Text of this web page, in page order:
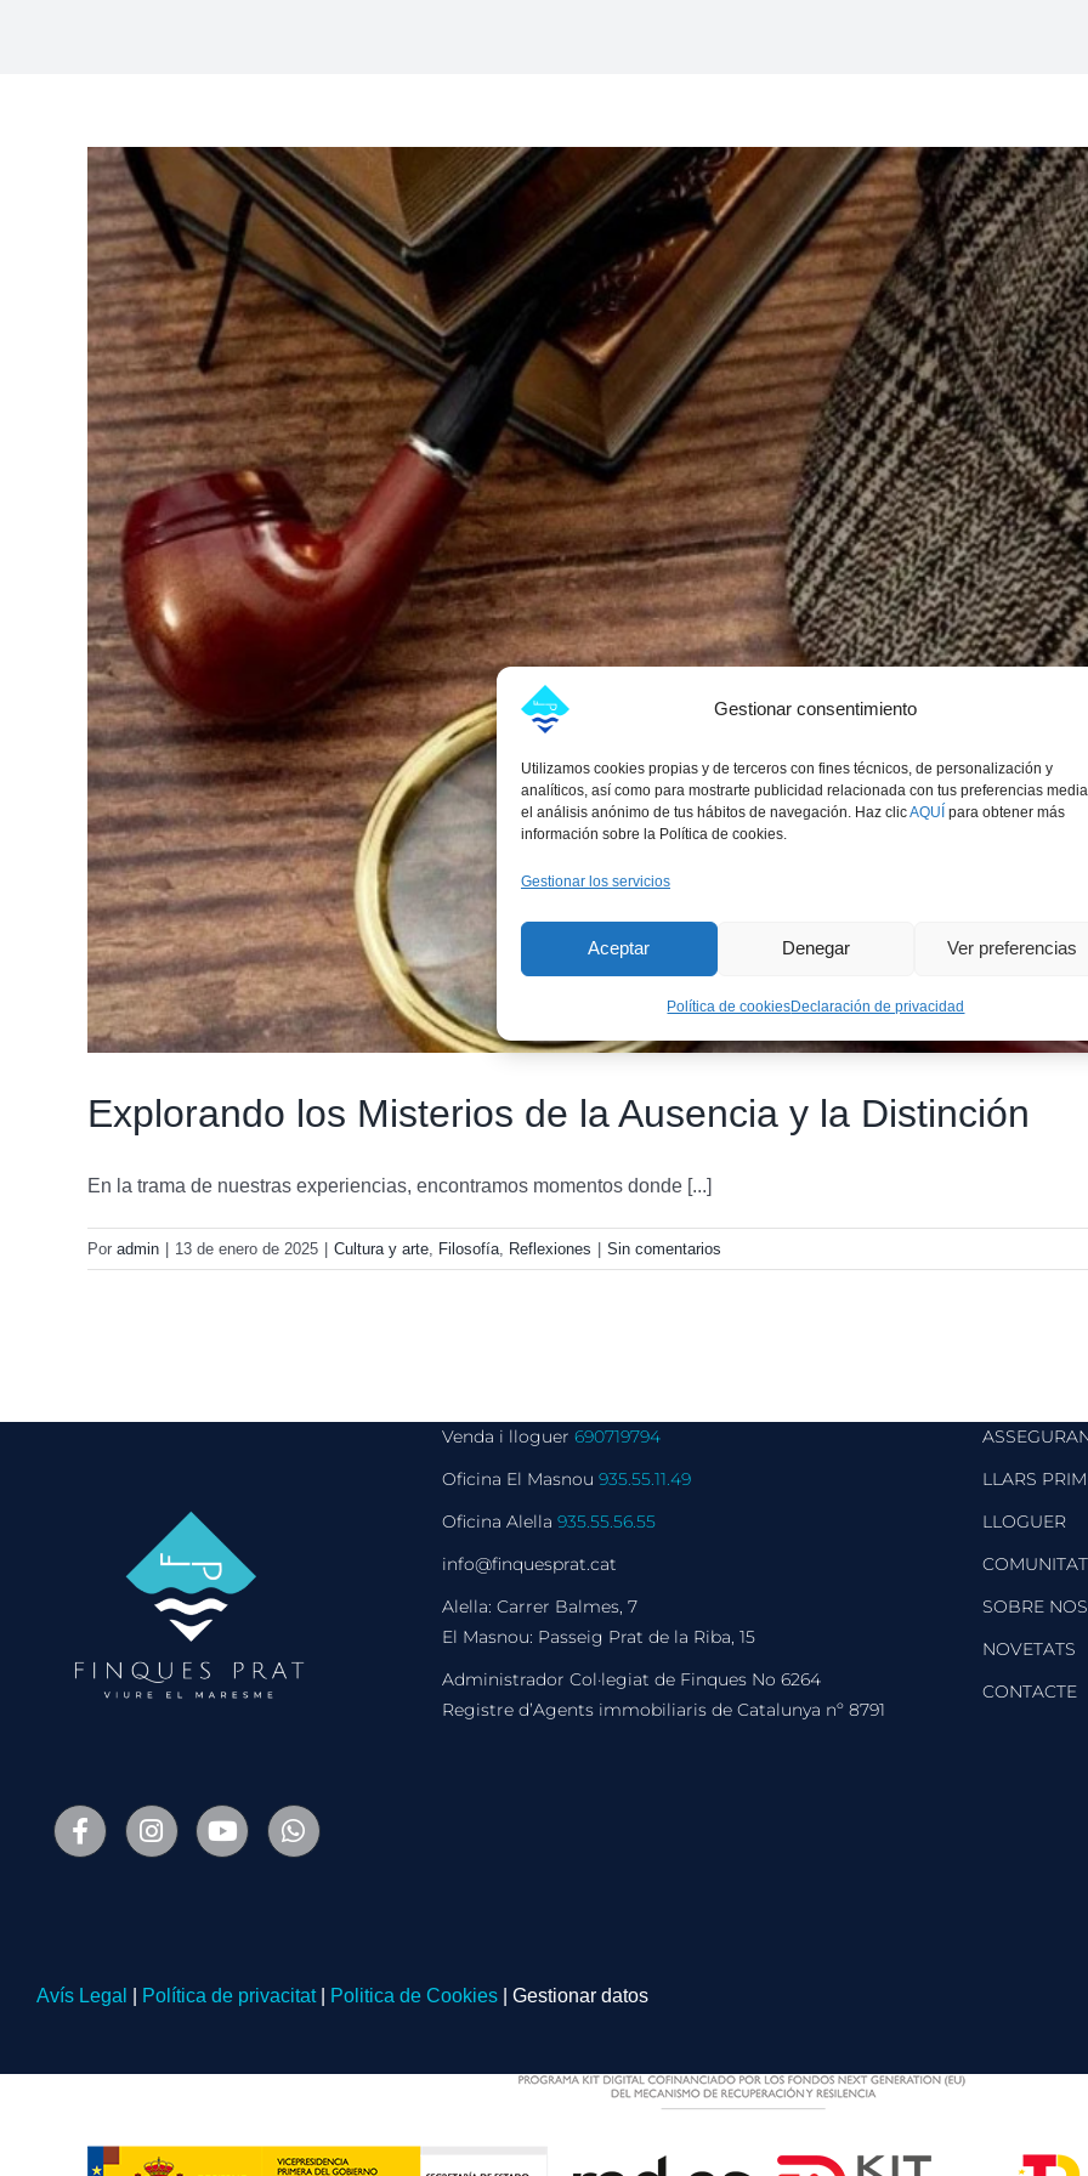
Gestionar consentimiento
Utilizamos cookies propias y de terceros con fines técnicos, de personalización y
analíticos, así como para mostrarte publicidad relacionada con tus preferencias
el análisis anónimo de tus hábitos de navegación. Haz clicAQUÍ para obtener más
información sobre la Política de cookies.
Gestionar los servicios
Aceptar Denegar Ver preferencias
Política de cookiesDeclaración de privacidad
Explorando los Misterios de la Ausencia y la Distinción
En la trama de nuestras experiencias, encontramos momentos donde [...]
Por admin 13 de enero de 2025 Cultura y arte, Filosofía, Reflexiones Sin comentarios
Venda i lloguer 690719794
Oficina El Masnou 935.55.11.49
Oficina Alella 935.55.56.55
info@finquesprat.cat
Alella: Carrer Balmes, 7
El Masnou: Passeig Prat de la Riba, 15
Administrador Col·legiat de Finques No 6264
Registre d’Agents immobiliaris de Catalunya nº 8791
LLARS
LLOGUER
SOBRE
NOVETATS
CONTACTE
Avís Legal Política de privacitat| Politica de Cookies| Gestionar datos